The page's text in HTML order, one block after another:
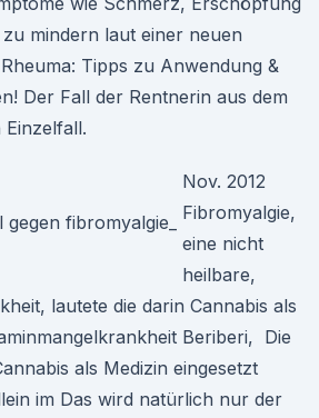
mindern laut einer neuen
Tipps zu Anwendung &
Der Fall der Rentnerin aus dem
Einzelfall.
Nov. 2012
Fibromyalgie,
eine nicht
heilbare,
lautete die darin Cannabis als
Beriberi, Die
als Medizin eingesetzt
im Das wird natürlich nur der